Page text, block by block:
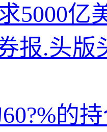
5000亿
报.头版
的